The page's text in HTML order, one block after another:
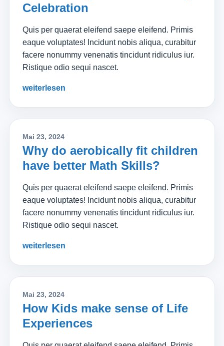
Celebration
Quis per quaerat eleifend saepe eleifend. Primis
eaque voluptates! Incidunt nobis aliqua, curabitur
facere nonummy venenatis tincidunt ridiculus iur.
Ristique odio sequi nascet.
weiterlesen
Mai 23, 2024
Why do aerobically fit children
have better Math Skills?
Quis per quaerat eleifend saepe eleifend. Primis
eaque voluptates! Incidunt nobis aliqua, curabitur
facere nonummy venenatis tincidunt ridiculus iur.
Ristique odio sequi nascet.
weiterlesen
Mai 23, 2024
How Kids make sense of Life
Experiences